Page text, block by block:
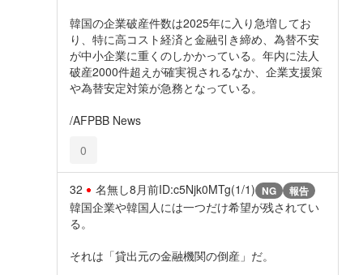
韓国の企業破産件数は2025年に入り急増してお
り、特に高コスト経済と金融引き締め、為替不安
が中小企業に重くのしかかっている。年内に法人
破産2000件超えが確実視されるなか、企業支援策
や為替安定対策が急務となっている。
/AFPBB News
0
32 名無し8月前ID:c5Njk0MTg(1/1) NG 報告
韓国企業や韓国人には一つだけ希望が残されてい
る。
それは「貸出元の金融機関の倒産」だ。